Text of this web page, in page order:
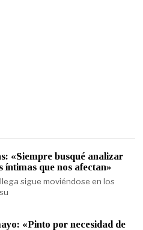
«Siempre busqué analizar
íntimas que nos afectan»
sigue moviéndose en los
«Pinto por necesidad de